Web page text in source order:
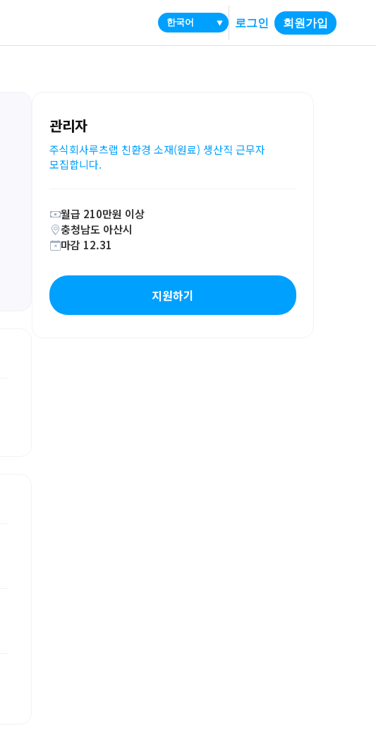
▼ 로그인 회원가입
관리자
주식회사루츠랩 친환경 소재(원료) 생산직 근무자
모집합니다.
월급 210만원 이상
충청남도 아산시
마감 12.31
지원하기